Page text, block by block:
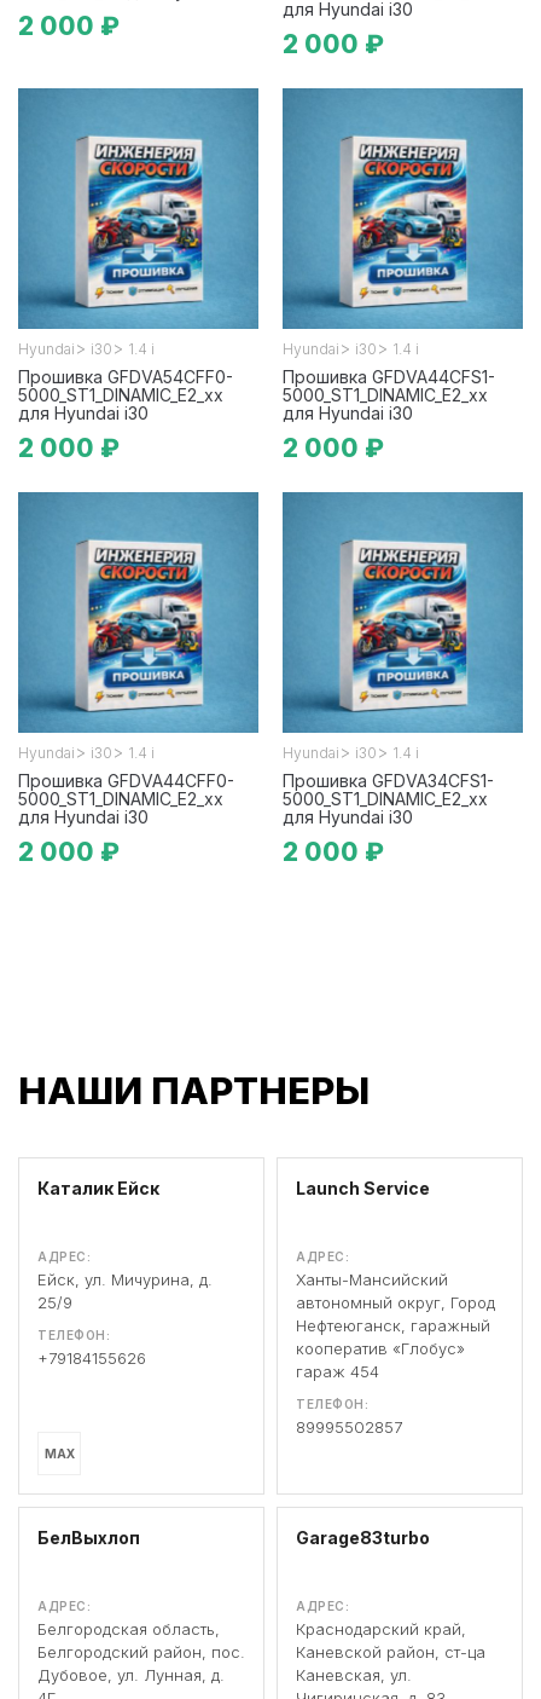
2 000 ₽
для Hyundai i30
2 000 ₽
Hyundai > i30 > 1.4 i
Прошивка GFDVA54CFF0-
5000_ST1_DINAMIC_E2_xx
для Hyundai i30
2 000 ₽
Hyundai > i30 > 1.4 i
Прошивка GFDVA44CFS1-
5000_ST1_DINAMIC_E2_xx
для Hyundai i30
2 000 ₽
Hyundai > i30 > 1.4 i
Прошивка GFDVA44CFF0-
5000_ST1_DINAMIC_E2_xx
для Hyundai i30
2 000 ₽
Hyundai > i30 > 1.4 i
Прошивка GFDVA34CFS1-
5000_ST1_DINAMIC_E2_xx
для Hyundai i30
2 000 ₽
НАШИ ПАРТНЕРЫ
Каталик Ейск
АДРЕС:
Ейск, ул. Мичурина, д.
25/9
ТЕЛЕФОН:
+79184155626
MAX
Launch Service
АДРЕС:
Ханты-Мансийский
автономный округ, Город
Нефтеюганск, гаражный
кооператив «Глобус»
гараж 454
ТЕЛЕФОН:
89995502857
БелВыхлоп
АДРЕС:
Белгородская область,
Белгородский район, пос.
Дубовое, ул. Лунная, д.
Garage83turbo
АДРЕС:
Краснодарский край,
Каневской район, ст-ца
Каневская, ул.